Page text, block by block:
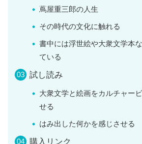
蔦屋重三郎の人生
その時代の文化に触れる
書中には浮世絵や大衆文学本
ている
試し読み
大衆文学と絵画をカルチャー
せる
はみ出した何かを感じさせる
購入リンク